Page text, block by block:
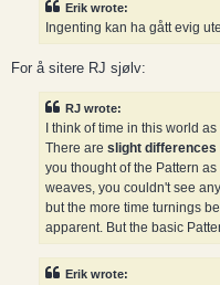
Erik wrote:
Ingenting kan ha gått evig
For å sitere RJ sjølv:
RJ wrote:
I think of time in this world
There are slight differences
you thought of the Pattern
weaves, you couldn't see
but the more time turnings
apparent. But the basic
Erik wrote: